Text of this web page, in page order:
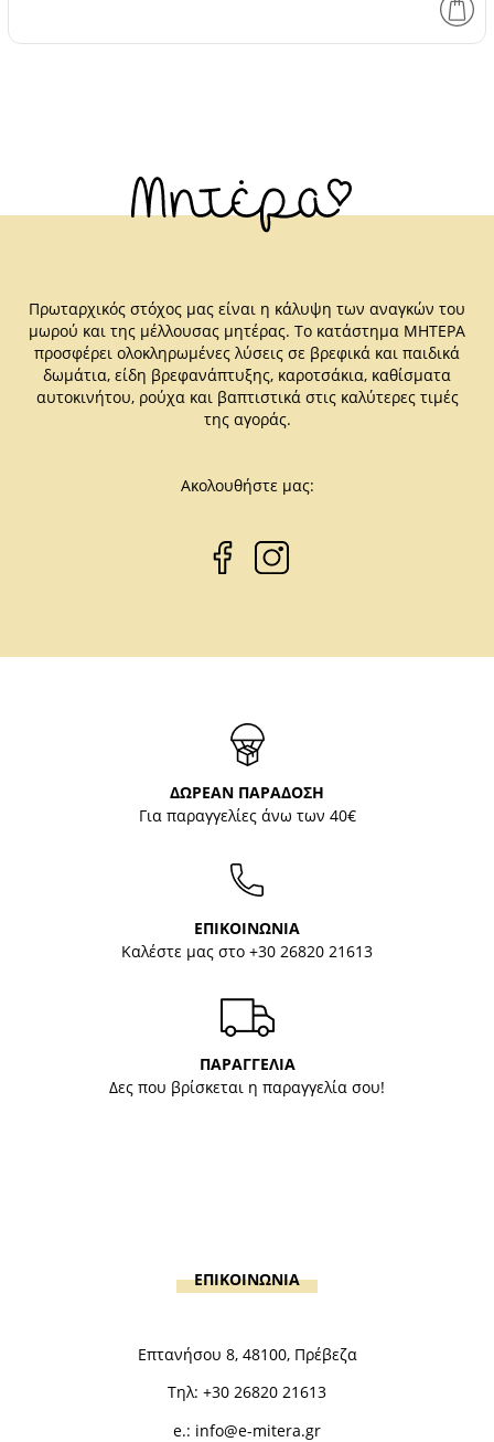
Πρωταρχικός στόχος μας είναι η κάλυψη των αναγκών του
μωρού και της μέλλουσας μητέρας. Το κατάστημα ΜΗΤΕΡΑ
προσφέρει ολοκληρωμένες λύσεις σε βρεφικά και παιδικά
δωμάτια, είδη βρεφανάπτυξης, καροτσάκια, καθίσματα
αυτοκινήτου, ρούχα και βαπτιστικά στις καλύτερες τιμές
της αγοράς.
Ακολουθήστε μας:
ΔΩΡΕΑΝ ΠΑΡΑΔΟΣΗ
Για παραγγελίες άνω των 40€
ΕΠΙΚΟΙΝΩΝΙΑ
Καλέστε μας στο +30 26820 21613
ΠΑΡΑΓΓΕΛΙΑ
Δες που βρίσκεται η παραγγελία σου!
ΕΠΙΚΟΙΝΩΝΙΑ
Επτανήσου 8, 48100, Πρέβεζα
Τηλ: +30 26820 21613
e.: info@e-mitera.gr